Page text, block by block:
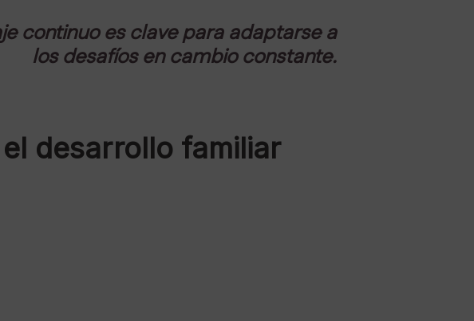
continuo es clave para adaptarse a
los desafíos en cambio constante.
desarrollo familiar